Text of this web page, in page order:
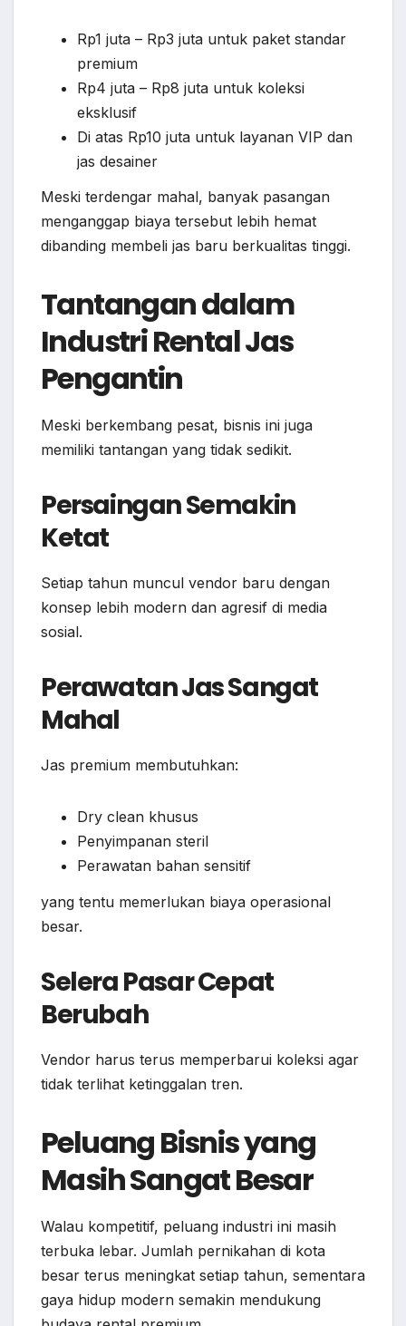
Rp1 juta – Rp3 juta untuk paket standar
premium
Rp4 juta – Rp8 juta untuk koleksi
eksklusif
Di atas Rp10 juta untuk layanan VIP dan
jas desainer
Meski terdengar mahal, banyak pasangan
menganggap biaya tersebut lebih hemat
dibanding membeli jas baru berkualitas tinggi.
Tantangan dalam
Industri Rental Jas
Pengantin
Meski berkembang pesat, bisnis ini juga
memiliki tantangan yang tidak sedikit.
Persaingan Semakin
Ketat
Setiap tahun muncul vendor baru dengan
konsep lebih modern dan agresif di media
sosial.
Perawatan Jas Sangat
Mahal
Jas premium membutuhkan:
Dry clean khusus
Penyimpanan steril
Perawatan bahan sensitif
yang tentu memerlukan biaya operasional
besar.
Selera Pasar Cepat
Berubah
Vendor harus terus memperbarui koleksi agar
tidak terlihat ketinggalan tren.
Peluang Bisnis yang
Masih Sangat Besar
Walau kompetitif, peluang industri ini masih
terbuka lebar. Jumlah pernikahan di kota
besar terus meningkat setiap tahun, sementara
gaya hidup modern semakin mendukung